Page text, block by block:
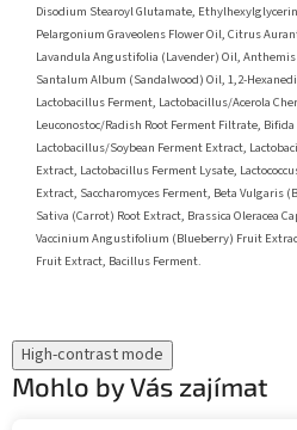
Disodium Stearoyl Glutamate,
Pelargonium Graveolens Flower Oil, Citrus
Lavandula Angustifolia (Lavender) Oil,
Santalum Album (Sandalwood) Oil, 1,2-
Lactobacillus Ferment, Lactobacillus/Acerola
Leuconostoc/Radish Root Ferment Filtrate,
Lactobacillus/Soybean Ferment Extract,
Extract, Lactobacillus Ferment Lysate,
Extract, Saccharomyces Ferment, Beta Vulgaris
Sativa (Carrot) Root Extract, Brassica Oleracea
Vaccinium Angustifolium (Blueberry) Fruit
Fruit Extract, Bacillus Ferment.
High-contrast mode
Mohlo by Vás zajímat